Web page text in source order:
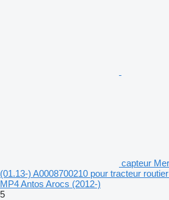
capteur
(01.13-) A0008700210 pour tracteur
MP4 Antos Arocs (2012-)
5